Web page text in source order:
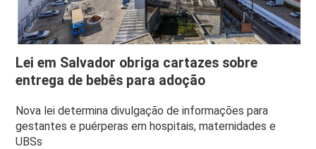
Lei em Salvador obriga cartazes sobre
entrega de bebês para adoção
Nova lei determina divulgação de informações para
gestantes e puérperas em hospitais, maternidades e
UBSs